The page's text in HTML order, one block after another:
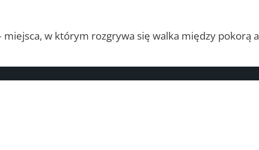
miejsca, w którym rozgrywa się walka między pokorą a